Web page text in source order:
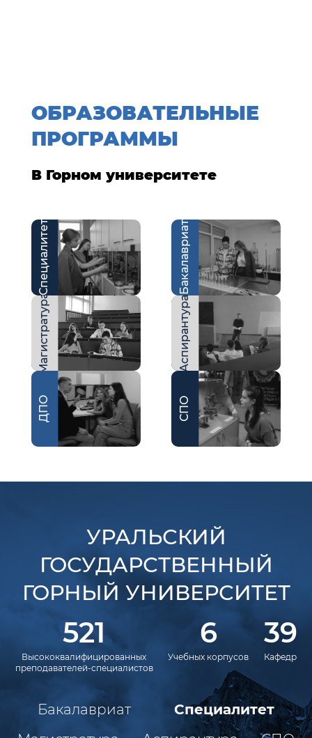
ОБРАЗОВАТЕЛЬНЫЕ
ПРОГРАММЫ
В Горном университете
Специалитет Бакалавриат
Магистратура Аспирантура
ДПО СПО
УРАЛЬСКИЙ
ГОСУДАРСТВЕННЫЙ
ГОРНЫЙ УНИВЕРСИТЕТ
521
Высококвалифицированных
преподавателей-специалистов
6
Учебных корпусов
39
Кафедр
Бакалавриат
Специалитет